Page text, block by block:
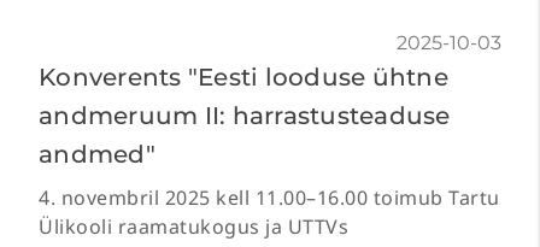
2025-10-03
Konverents "Eesti looduse ühtne
andmeruum II: harrastusteaduse
andmed"
4. novembril 2025 kell 11.00–16.00 toimub Tartu
Ülikooli raamatukogus ja UTTVs